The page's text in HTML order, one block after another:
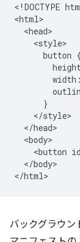
<!DOCTYPE
<html>
  <head>
    <style>
      button {
      }
    </style>
  </head>
  <body>
<button
  </body>
バックグラウン